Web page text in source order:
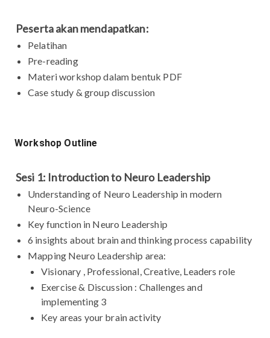
Peserta akan mendapatkan:
Pelatihan
Pre-reading
Materi workshop dalam bentuk PDF
Case study & group discussion
Workshop Outline
Sesi 1: Introduction to Neuro Leadership
Understanding of Neuro Leadership in modern
Neuro-Science
Key function in Neuro Leadership
6 insights about brain and thinking process capability
Mapping Neuro Leadership area:
Visionary , Professional, Creative, Leaders role
Exercise & Discussion : Challenges and
implementing 3
Key areas your brain activity